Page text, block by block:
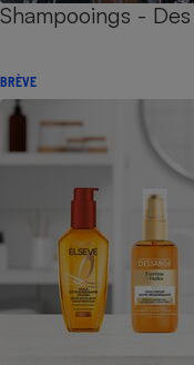
Shampooings -
BRÈVE